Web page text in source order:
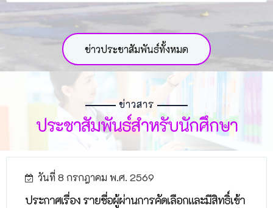
ข่าวประชาสัมพันธ์ทั้งหมด
ข่าวสาร
ประชาสัมพันธ์สำหรับนักศึกษา
วันที่ 8 กรกฎาคม พ.ศ. 2569
ประกาศเรื่อง รายชื่อผู้ผ่านการคัดเลือกและมีสิทธิ์เข้า